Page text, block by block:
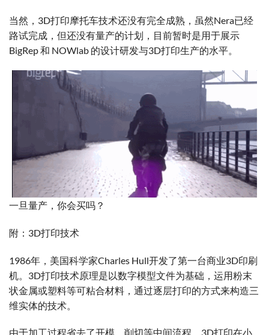
当然，3D打印摩托车技术还没有完全成熟，虽然Nera已经
路试完成，但还没有量产的计划，目前暂时是用于展示
BigRep 和 NOWlab 的设计研发与3D打印生产的水平。
一旦量产，你会买吗？
附：3D打印技术
1986年，美国科学家Charles Hull开发了第一台商业3D印刷
机。3D打印技术原理是以数字模型文件为基础，运用粉末
状金属或塑料等可粘合材料，通过逐层打印的方式来构造三
维实体的技术。
由于加工过程省去了开模、削切等中间流程，3D打印在小